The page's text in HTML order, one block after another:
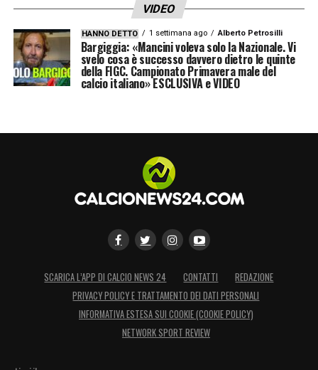
VIDEO
HANNO DETTO 1 settimana ago Alberto Petrosilli
Bargiggia: «Mancini voleva solo la Nazionale. Vi
svelo cosa è successo davvero dietro le quinte
della FIGC. Campionato Primavera male del
calcio italiano» ESCLUSIVA e VIDEO
SCARICA L’APP DI CALCIO NEWS 24 CONTATTI
REDAZIONE
PRIVACY POLICY E TRATTAMENTO DEI DATI PERSONALI
INFORMATIVA ESTESA SUI COOKIE (COOKIE POLICY)
NETWORK SPORT REVIEW